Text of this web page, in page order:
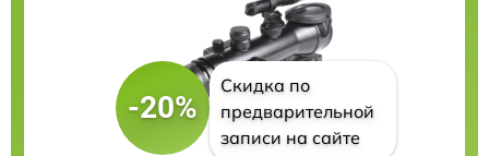
-20%
Скидка по
предварительной
записи на сайте